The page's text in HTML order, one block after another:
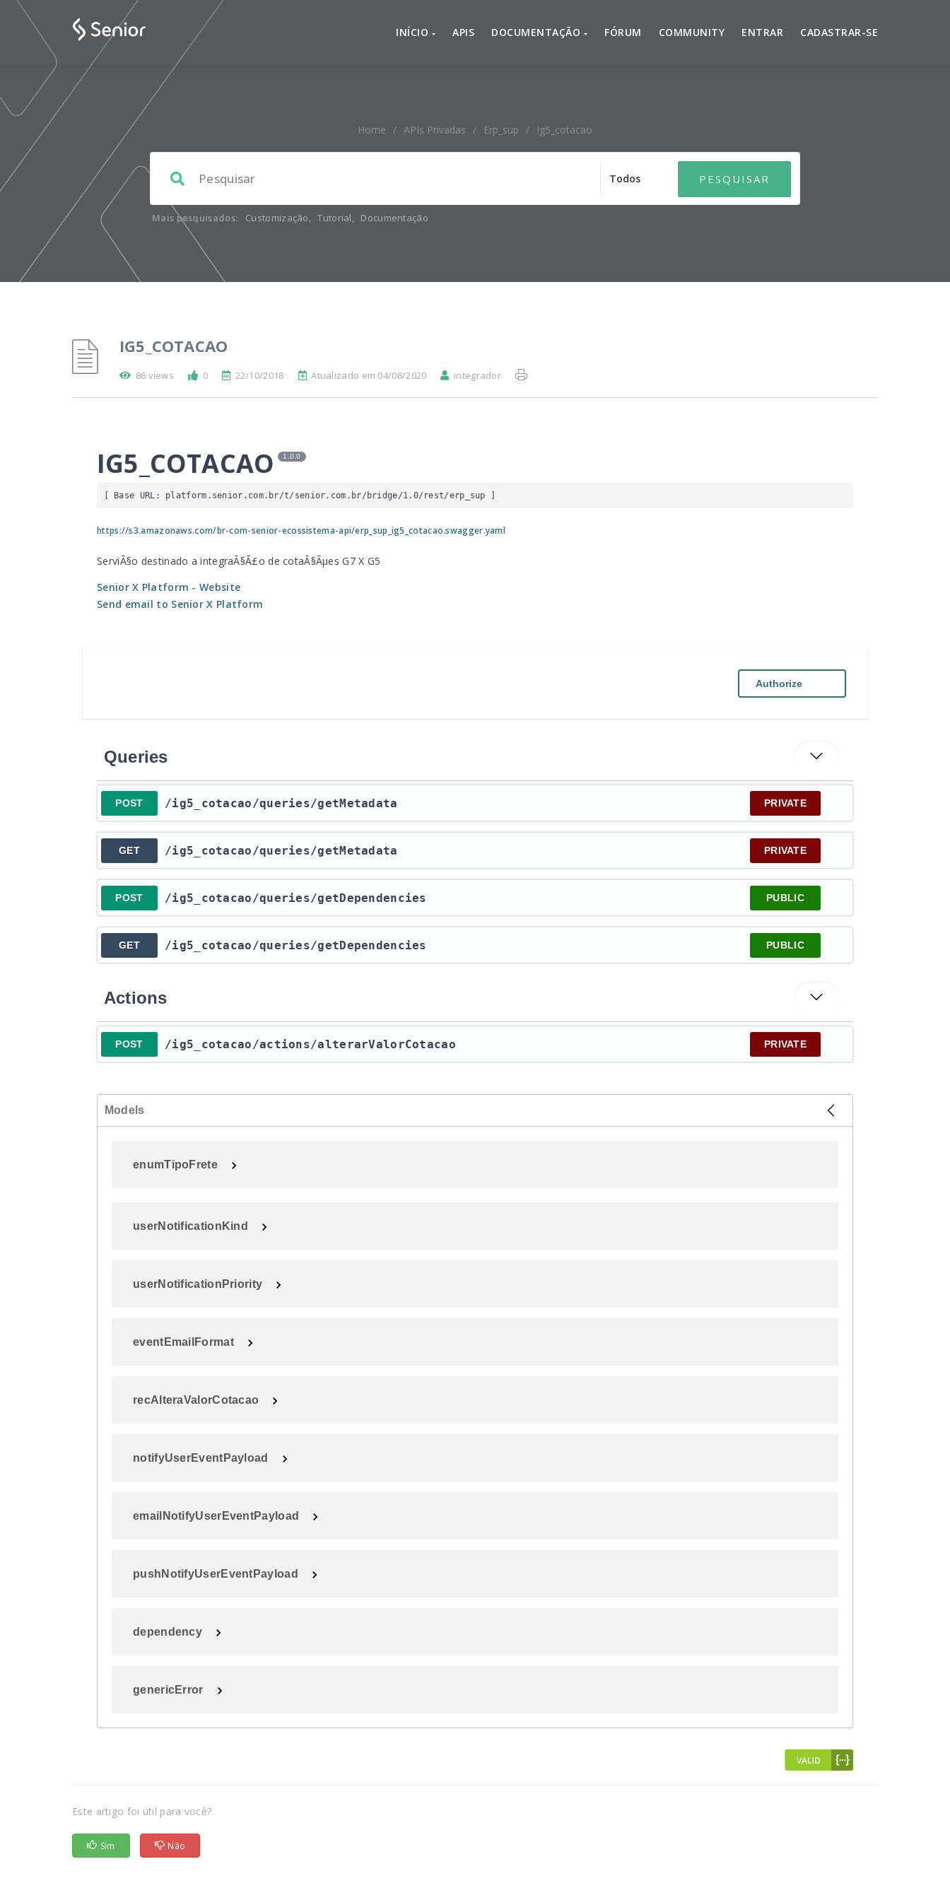
INÍCIO APIS DOCUMENTAÇÃO FÓRUM COMMUNITY ENTRAR CADASTRAR-SE
Home / APIs Privadas / Erp_sup / Ig5_cotacao
Mais pesquisados: Customização, Tutorial, Documentação
IG5_COTACAO
86 views 0 22/10/2018 Atualizado em 04/08/2020 integrador
IG5_COTACAO 1.0.0
[ Base URL: platform.senior.com.br/t/senior.com.br/bridge/1.0/rest/erp_sup ]
https://s3.amazonaws.com/br-com-senior-ecossistema-api/erp_sup_ig5_cotacao.swagger.yaml
ServiÃ§o destinado a integraÃ§Ã£o de cotaÃ§Ãµes G7 X G5
Senior X Platform - Website
Send email to Senior X Platform
Authorize
Queries
POST ​/ig5_cotacao​/queries​/getMetadata PRIVATE
GET ​/ig5_cotacao​/queries​/getMetadata PRIVATE
POST ​/ig5_cotacao​/queries​/getDependencies PUBLIC
GET ​/ig5_cotacao​/queries​/getDependencies PUBLIC
Actions
POST ​/ig5_cotacao​/actions​/alterarValorCotacao PRIVATE
Models
enumTipoFrete
userNotificationKind
userNotificationPriority
eventEmailFormat
recAlteraValorCotacao
notifyUserEventPayload
emailNotifyUserEventPayload
pushNotifyUserEventPayload
dependency
genericError
Este artigo foi útil para você?
Sim Não